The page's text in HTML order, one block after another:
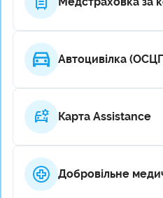
Автоцивілка
Карта Assistance
Добровільне